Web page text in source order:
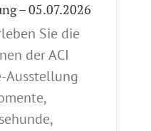
– 05.07.2026
Sie die
der ACI
Ausstellung